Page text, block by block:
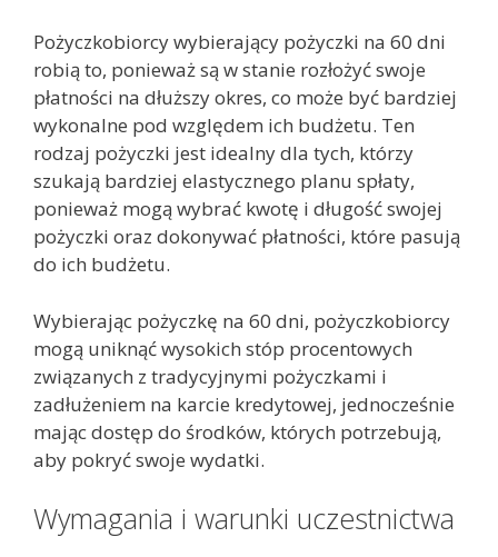
Pożyczkobiorcy wybierający pożyczki na 60 dni
robią to, ponieważ są w stanie rozłożyć swoje
płatności na dłuższy okres, co może być bardziej
wykonalne pod względem ich budżetu. Ten
rodzaj pożyczki jest idealny dla tych, którzy
szukają bardziej elastycznego planu spłaty,
ponieważ mogą wybrać kwotę i długość swojej
pożyczki oraz dokonywać płatności, które pasują
do ich budżetu.
Wybierając pożyczkę na 60 dni, pożyczkobiorcy
mogą uniknąć wysokich stóp procentowych
związanych z tradycyjnymi pożyczkami i
zadłużeniem na karcie kredytowej, jednocześnie
mając dostęp do środków, których potrzebują,
aby pokryć swoje wydatki.
Wymagania i warunki uczestnictwa